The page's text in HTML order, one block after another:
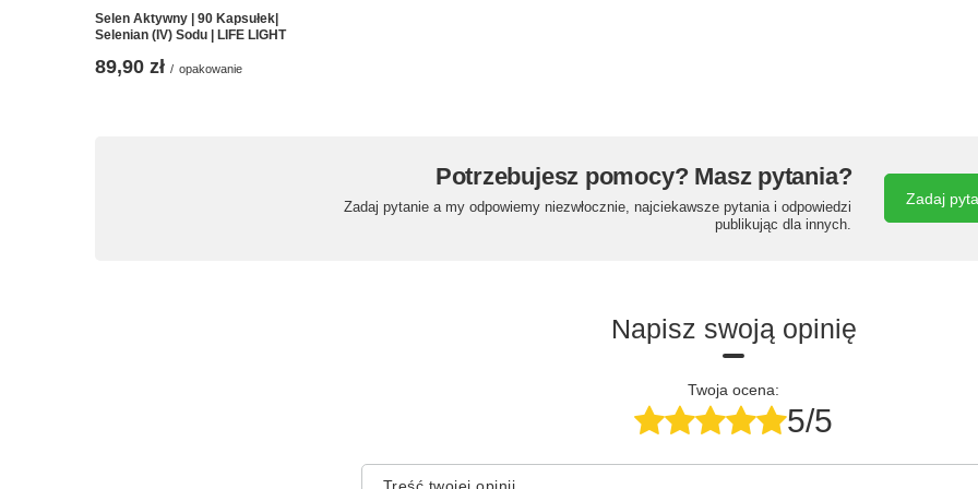
Selen Aktywny | 90 Kapsułek|
Selenian (IV) Sodu | LIFE LIGHT
89,90 zł / opakowanie
Potrzebujesz pomocy? Masz pytania?
Zadaj pytanie a my odpowiemy niezwłocznie, najciekawsze pytania i odpowiedzi
publikując dla innych.
Zadaj
Napisz swoją opinię
Twoja ocena:
5/5